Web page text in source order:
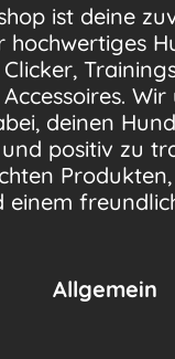
ist deine
hochwertiges
deinen
positiv zu
einem
Allgemein